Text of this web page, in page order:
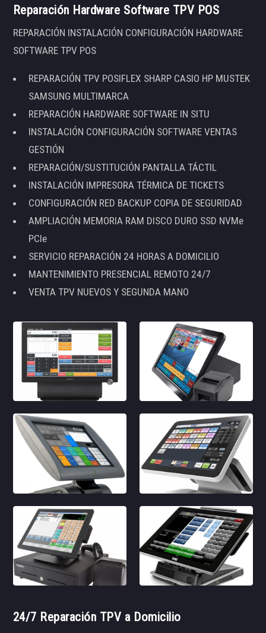
Reparación Hardware Software TPV POS
REPARACIÓN INSTALACIÓN CONFIGURACIÓN HARDWARE
SOFTWARE TPV POS
REPARACIÓN TPV POSIFLEX SHARP CASIO HP MUSTEK
SAMSUNG MULTIMARCA
REPARACIÓN HARDWARE SOFTWARE IN SITU
INSTALACIÓN CONFIGURACIÓN SOFTWARE VENTAS
GESTIÓN
REPARACIÓN/SUSTITUCIÓN PANTALLA TÁCTIL
INSTALACIÓN IMPRESORA TÉRMICA DE TICKETS
CONFIGURACIÓN RED BACKUP COPIA DE SEGURIDAD
AMPLIACIÓN MEMORIA RAM DISCO DURO SSD NVMe
PCIe
SERVICIO REPARACIÓN 24 HORAS A DOMICILIO
MANTENIMIENTO PRESENCIAL REMOTO 24/7
VENTA TPV NUEVOS Y SEGUNDA MANO
24/7 Reparación TPV a Domicilio